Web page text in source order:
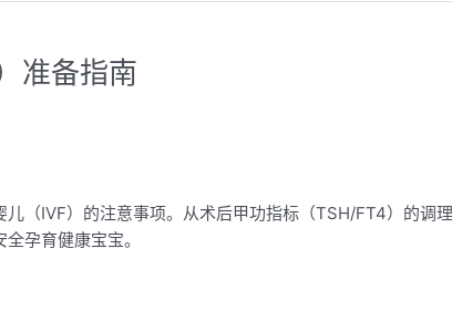
准备指南
（IVF）的注意事项。从术后甲功指标（TSH/FT4）的调
孕育健康宝宝。